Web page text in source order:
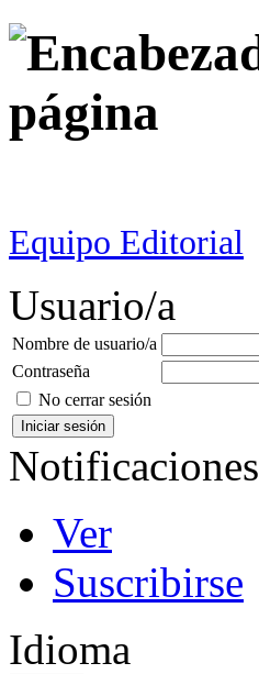
Equipo Editorial
Usuario/a
Nombre de usuario/a
Contraseña
No cerrar sesión
Notificaciones
Ver
Suscribirse
Idioma